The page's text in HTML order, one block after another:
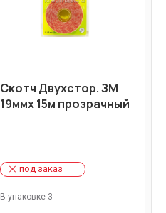
Скотч Двухстор. ЗМ
19ммх 15м прозрачный
под заказ
В упаковке 3